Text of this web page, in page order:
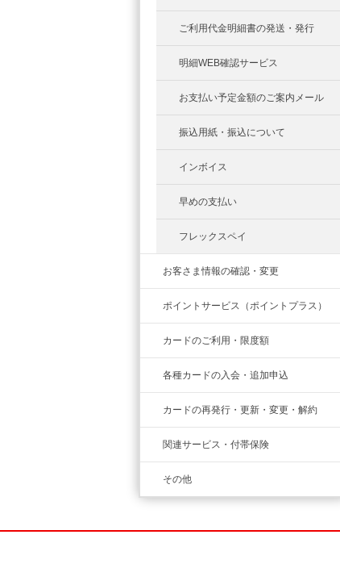
ご利用代金明細書の発送・発行
明細WEB確認サービス
お支払い予定金額のご案内メール
振込用紙・振込について
インボイス
早めの支払い
フレックスペイ
お客さま情報の確認・変更
ポイントサービス（ポイントプラス）
カードのご利用・限度額
各種カードの入会・追加申込
カードの再発行・更新・変更・解約
関連サービス・付帯保険
その他